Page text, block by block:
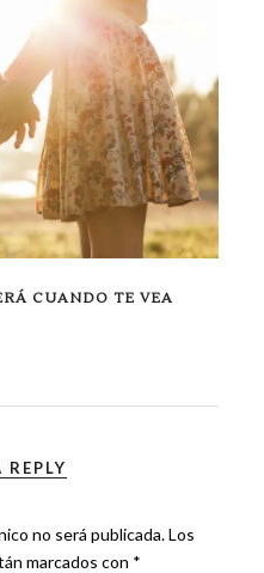
CUANDO TE VEA
REPLY
no será publicada.Los
marcados con *